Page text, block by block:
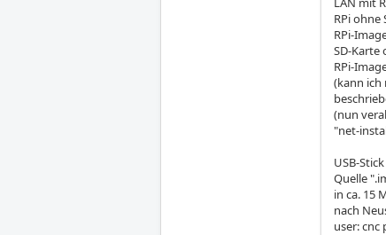
RPi ohne
RPi-
SD-Karte
RPi-
(kann ich
(nun
"net-
USB-
Quelle
in ca. 15
nach
user: cnc